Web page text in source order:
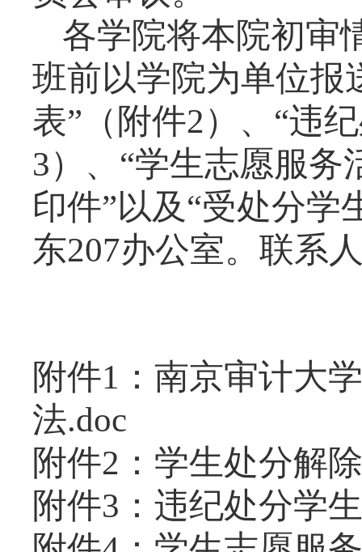
各学院将本院初审
班前以学院为单位报
表”（附件2）、“违
3）、“学生志愿服务
印件”以及“受处分学
东207办公室。联系
附件1：南京审计大
法.doc
附件2：学生处分解
附件3：违纪处分学